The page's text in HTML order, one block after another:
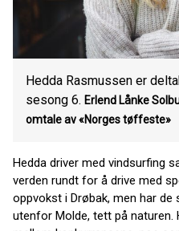
Hedda Rasmussen er
sesong 6. Erlend Lånke
omtale av «Norges tøffeste»
Hedda driver med vindsurfing
verden rundt for å drive med
oppvokst i Drøbak, men har de
utenfor Molde, tett på naturen.